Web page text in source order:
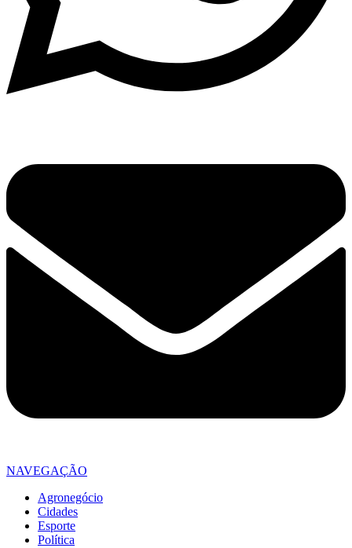
NAVEGAÇÃO
Agronegócio
Cidades
Esporte
Política